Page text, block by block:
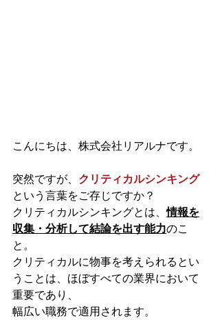
こんにちは、株式会社リアルナです。
突然ですが、 クリティカルシンキング
という言葉をご存じですか？
クリティカルシンキングとは、情報を
収集・分析して結論を出す能力のこ
と。
クリティカルに物事を考えられるとい
うことは、ほぼすべての業界において
重要であり、
幅広い職務で適用されます。